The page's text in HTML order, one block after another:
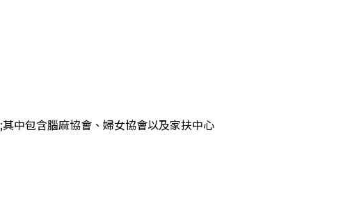
;其中包含腦麻協會、婦女協會以及家扶中心